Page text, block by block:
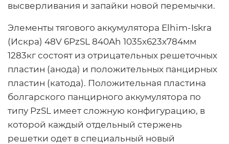
высверливания и запайки новой перемычки.
Элементы тягового аккумулятора Elhim-Iskra
(Искра) 48V 6PzSL 840Ah 1035x623x784мм
1283кг состоят из отрицательных решеточных
пластин (анода) и положительных панцирных
пластин (катода). Положительная пластина
болгарского панцирного аккумулятора по
типу PzSL имеет сложную конфигурацию, в
которой каждый отдельный стержень
решетки одет в специальный новый